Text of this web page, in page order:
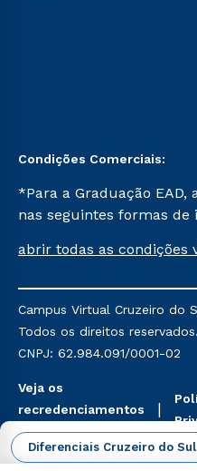
Diferenciais Cruzeiro do Sul
Condições Comerciais:
*Para a Graduação
nas seguintes formas de
Já para as demais, a
mencionadas são
Religioso, Geografia para
do Ensino de História:
abrir todas as condições
Campus Virtual Cruzeiro do
Todos os direitos reservados.
CNPJ: 62.984.091/0001-02
Veja os
recredenciamentos
aqui